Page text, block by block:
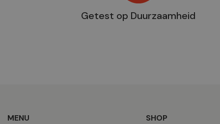
Getest op Duurzaamheid
MENU SHOP